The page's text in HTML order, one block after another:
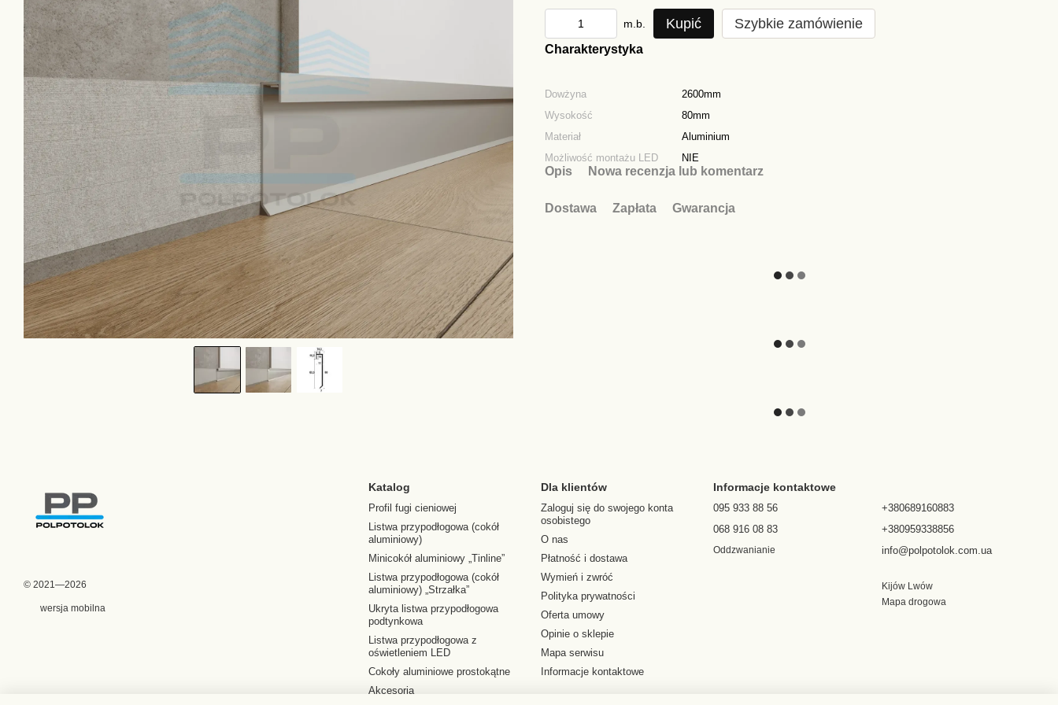
m.b. Kupić Szybkie zamówienie
Charakterystyka
Dowżyna
2600mm
Wysokość
80mm
Materiał
Aluminium
Możliwość montażu LED
NIE
Opis Nowa recenzja lub komentarz
Dostawa Zapłata Gwarancja
© 2021—2026
wersja mobilna
Katalog
Profil fugi cieniowej
Listwa przypodłogowa (cokół
aluminiowy)
Minicokół aluminiowy „Tinline”
Listwa przypodłogowa (cokół
aluminiowy) „Strzałka”
Ukryta listwa przypodłogowa
podtynkowa
Listwa przypodłogowa z
oświetleniem LED
Cokoły aluminiowe prostokątne
Akcesoria
Dla klientów
Zaloguj się do swojego konta
osobistego
O nas
Płatność i dostawa
Wymień i zwróć
Polityka prywatności
Oferta umowy
Opinie o sklepie
Mapa serwisu
Informacje kontaktowe
Informacje kontaktowe
095 933 88 56
068 916 08 83
Oddzwanianie
+380689160883
+380959338856
info@polpotolok.com.ua
Kijów Lwów
Mapa drogowa